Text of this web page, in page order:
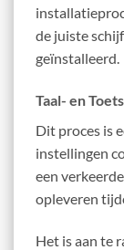
de juiste
geïnstalleerd.
Taal- en
Dit proces is
instellingen
een
opleveren
Het is aan te